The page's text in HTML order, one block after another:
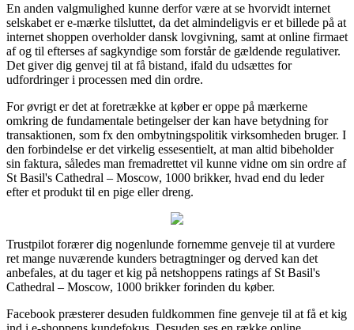
En anden valgmulighed kunne derfor være at se hvorvidt internet
selskabet er e-mærke tilsluttet, da det almindeligvis er et billede på at
internet shoppen overholder dansk lovgivning, samt at online firmaet
af og til efterses af sagkyndige som forstår de gældende regulativer.
Det giver dig genvej til at få bistand, ifald du udsættes for
udfordringer i processen med din ordre.
For øvrigt er det at foretrække at køber er oppe på mærkerne
omkring de fundamentale betingelser der kan have betydning for
transaktionen, som fx den ombytningspolitik virksomheden bruger. I
den forbindelse er det virkelig essesentielt, at man altid bibeholder
sin faktura, således man fremadrettet vil kunne vidne om sin ordre af
St Basil's Cathedral – Moscow, 1000 brikker, hvad end du leder
efter et produkt til en pige eller dreng.
Trustpilot forærer dig nogenlunde fornemme genveje til at vurdere
ret mange nuværende kunders betragtninger og derved kan det
anbefales, at du tager et kig på netshoppens ratings af St Basil's
Cathedral – Moscow, 1000 brikker forinden du køber.
Facebook præsterer desuden fuldkommen fine genveje til at få et kig